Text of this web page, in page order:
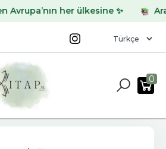
her ülkesine ✨
0